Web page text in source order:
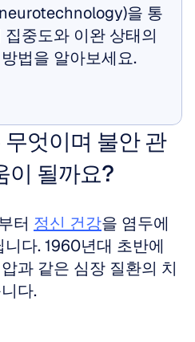
을 통
중도와 이완 상태의
법을 알아보세요.
엇이며 불안 관
이 될까요?
터 정신 건강을 염두에
다. 1960년대 초반에
과 같은 심장 질환의 치
다.